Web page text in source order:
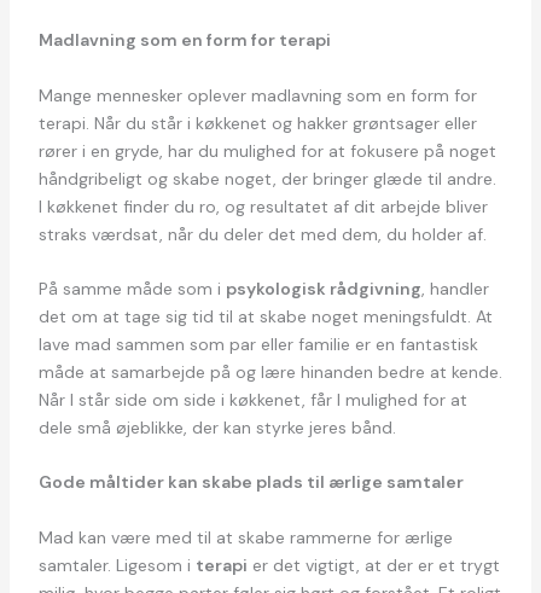
Madlavning som en form for terapi
Mange mennesker oplever madlavning som en form for
terapi. Når du står i køkkenet og hakker grøntsager eller
rører i en gryde, har du mulighed for at fokusere på noget
håndgribeligt og skabe noget, der bringer glæde til andre.
I køkkenet finder du ro, og resultatet af dit arbejde bliver
straks værdsat, når du deler det med dem, du holder af.
På samme måde som i psykologisk rådgivning, handler
det om at tage sig tid til at skabe noget meningsfuldt. At
lave mad sammen som par eller familie er en fantastisk
måde at samarbejde på og lære hinanden bedre at kende.
Når I står side om side i køkkenet, får I mulighed for at
dele små øjeblikke, der kan styrke jeres bånd.
Gode måltider kan skabe plads til ærlige samtaler
Mad kan være med til at skabe rammerne for ærlige
samtaler. Ligesom i terapi er det vigtigt, at der er et trygt